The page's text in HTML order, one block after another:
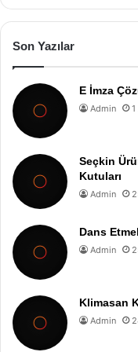
Son Yazılar
E İmza
Admin
Seçkin
Kutuları
Admin
Dans
Admin
Klimasan
Admin